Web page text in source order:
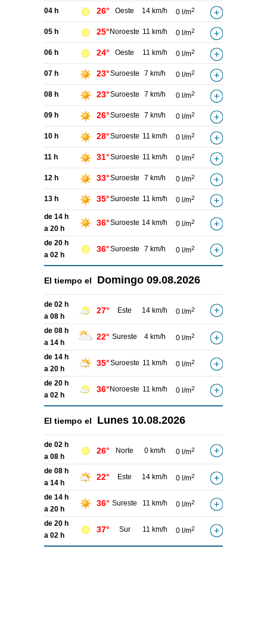
04 h 26° Oeste 14 km/h 0 l/m2
05 h 25° Noroeste 11 km/h 0 l/m2
06 h 24° Oeste 11 km/h 0 l/m2
07 h 23°Suroeste 7 km/h 0 l/m2
08 h 23°Suroeste 7 km/h 0 l/m2
09 h 26°Suroeste 7 km/h 0 l/m2
10 h 28°Suroeste 11 km/h 0 l/m2
11 h 31°Suroeste 11 km/h 0 l/m2
12 h 33°Suroeste 7 km/h 0 l/m2
13 h 35°Suroeste 11 km/h 0 l/m2
de 14 h
a 20 h
36°Suroeste 14 km/h 0 l/m2
de 20 h
a 02 h
36°Suroeste 7 km/h 0 l/m2
El tiempo el Domingo 09.08.2026
de 02 h
a 08 h
27° Este 14 km/h 0 l/m2
de 08 h
a 14 h
22° Sureste 4 km/h 0 l/m2
de 14 h
a 20 h
35°Suroeste 11 km/h 0 l/m2
de 20 h
a 02 h
36° Noroeste 11 km/h 0 l/m2
El tiempo el Lunes 10.08.2026
de 02 h
a 08 h
26° Norte 0 km/h 0 l/m2
de 08 h
a 14 h
22° Este 14 km/h 0 l/m2
de 14 h
a 20 h
36° Sureste 11 km/h 0 l/m2
de 20 h
a 02 h
37° Sur 11 km/h 0 l/m2